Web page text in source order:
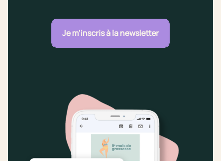
Je m'inscris à la newsletter